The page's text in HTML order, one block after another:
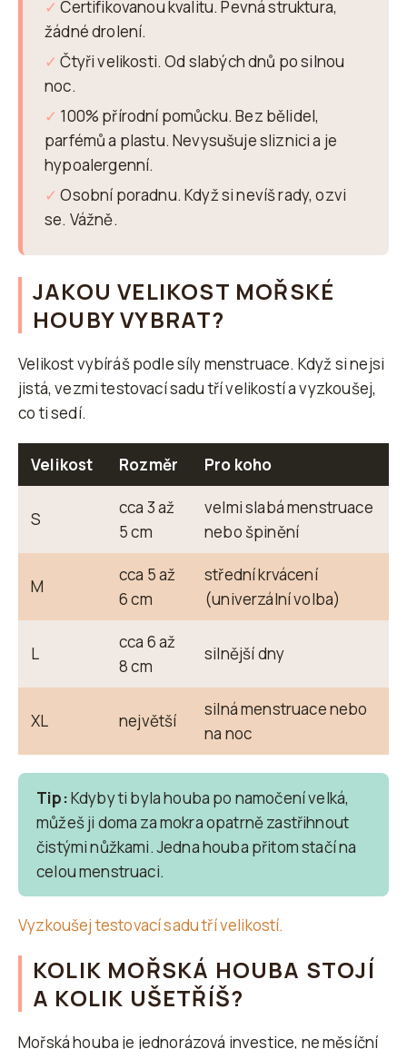
✓ Certifikovanou kvalitu. Pevná struktura,
žádné drolení.
✓ Čtyři velikosti. Od slabých dnů po silnou
noc.
✓ 100% přírodní pomůcku. Bez bělidel,
parfémů a plastu. Nevysušuje sliznici a je
hypoalergenní.
✓ Osobní poradnu. Když si nevíš rady, ozvi
se. Vážně.
JAKOU VELIKOST MOŘSKÉ
HOUBY VYBRAT?
Velikost vybíráš podle síly menstruace. Když si nejsi
jistá, vezmi testovací sadu tří velikostí a vyzkoušej,
co ti sedí.
Velikost Rozměr Pro koho
S
cca 3 až
5 cm
velmi slabá menstruace
nebo špinění
M
cca 5 až
6 cm
střední krvácení
(univerzální volba)
L
cca 6 až
8 cm
silnější dny
XL největší
silná menstruace nebo
na noc
Tip:Kdyby ti byla houba po namočení velká,
můžeš ji doma za mokra opatrně zastřihnout
čistými nůžkami. Jedna houba přitom stačí na
celou menstruaci.
Vyzkoušej testovací sadu tří velikostí.
KOLIK MOŘSKÁ HOUBA STOJÍ
A KOLIK UŠETŘÍŠ?
Mořská houba je jednorázová investice, ne měsíční